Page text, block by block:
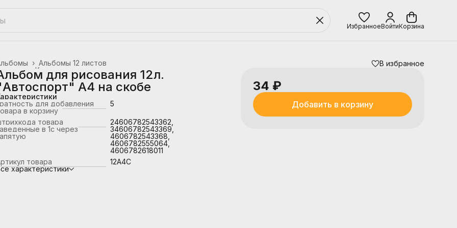
ИзбранноеВойтиКорзина
Альбомы 12 листов
›
Канцтовары, школьные принадлежности
для рисования 12л.
А4 на скобе
для добавления
в корзину
5
товара
в 1с через
24606782543362,
34606782543369,
4606782543368,
4606782555064,
4606782618011
товара
12А4C
характеристики
В избранное
34 ₽
Добавить в корзину